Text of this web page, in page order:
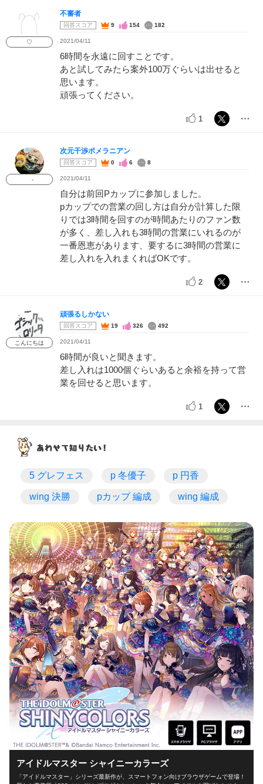
♡
不審者
回答スコア 9 154 182
2021/04/11
6時間を永遠に回すことです。
あと試してみたら案外100万ぐらいは出せると
思います。
頑張ってください。
1
-
次元干渉ポメラニアン
回答スコア 0 6 8
2021/04/11
自分は前回Pカップに参加しました。
pカップでの営業の回し方は自分が計算した限
りでは3時間を回すのが時間あたりのファン数
が多く、差し入れも3時間の営業にいれるのが
一番恩恵があります、要するに3時間の営業に
差し入れを入れまくればOKです。
2
こんにちは
頑張るしかない
回答スコア 19 326 492
2021/04/11
6時間が良いと聞きます。
差し入れは1000個ぐらいあると余裕を持って営
業を回せると思います。
1
5 グレフェス p 冬優子 p 円香
wing 決勝 pカップ 編成 wing 編成
アイドルマスター シャイニーカラーズ
「アイドルマスター」シリーズ最新作が、スマートフォン向けブラウザゲームで登場！